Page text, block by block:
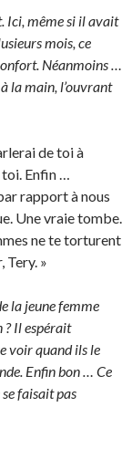
Ici, même si il avait
mois, ce
Néanmoins …
la main, l’ouvrant
de toi à
toi. Enfin …
rapport à nous
Une vraie tombe.
ne te torturent
Tery. »
la jeune femme
? Il espérait
voir quand ils le
Enfin bon … Ce
se faisait pas